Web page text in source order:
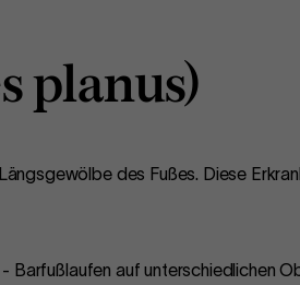
planus)
des Fußes. Diese
Barfußlaufen auf unterschiedlichen